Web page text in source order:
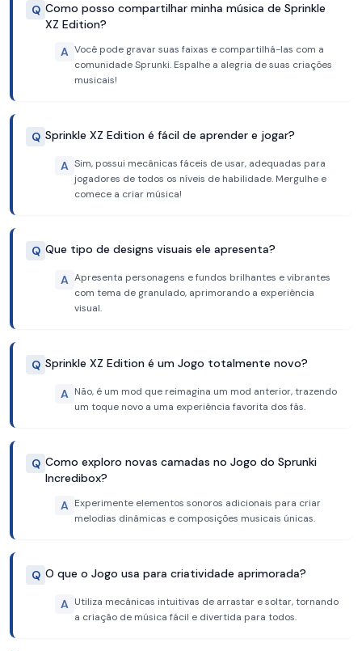
Q Como posso compartilhar minha música de Sprinkle
XZ Edition?
A Você pode gravar suas faixas e compartilhá-las com a
comunidade Sprunki. Espalhe a alegria de suas criações
musicais!
Q Sprinkle XZ Edition é fácil de aprender e jogar?
A Sim, possui mecânicas fáceis de usar, adequadas para
jogadores de todos os níveis de habilidade. Mergulhe e
comece a criar música!
Q Que tipo de designs visuais ele apresenta?
A Apresenta personagens e fundos brilhantes e vibrantes
com tema de granulado, aprimorando a experiência
visual.
Q Sprinkle XZ Edition é um Jogo totalmente novo?
A Não, é um mod que reimagina um mod anterior, trazendo
um toque novo a uma experiência favorita dos fãs.
Q Como exploro novas camadas no Jogo do Sprunki
Incredibox?
A Experimente elementos sonoros adicionais para criar
melodias dinâmicas e composições musicais únicas.
Q O que o Jogo usa para criatividade aprimorada?
A Utiliza mecânicas intuitivas de arrastar e soltar, tornando
a criação de música fácil e divertida para todos.